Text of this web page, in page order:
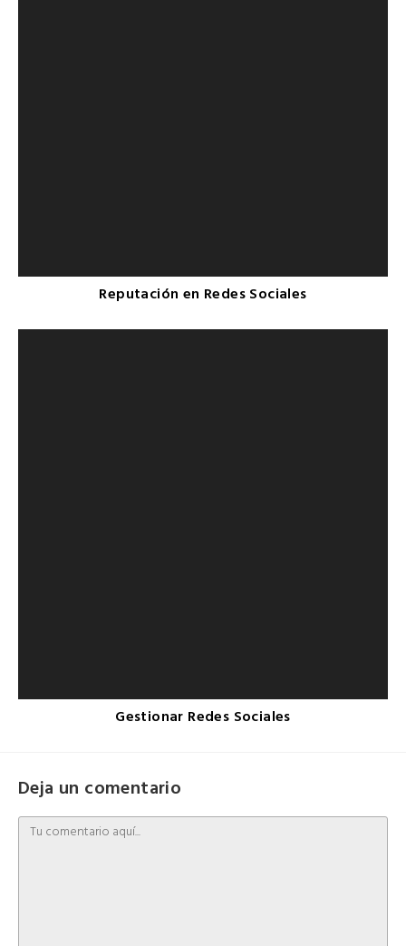
Reputación en Redes Sociales
Gestionar Redes Sociales
Deja un comentario